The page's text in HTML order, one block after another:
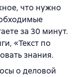
что нужно
за 30 минут.
«Текст по
знания.
о деловой